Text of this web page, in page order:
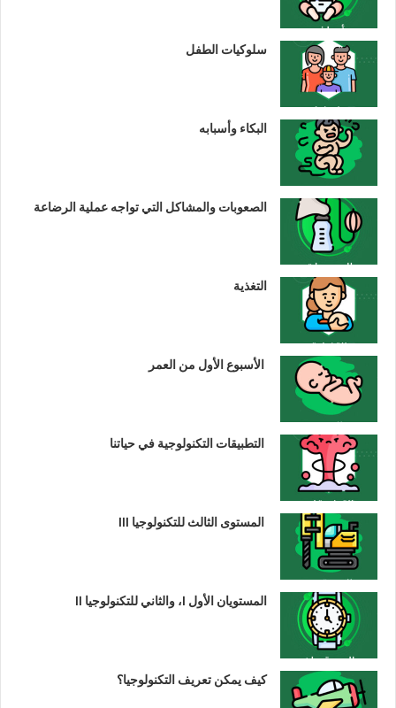
سلوكيات الطفل
البكاء وأسبابه
الصعوبات والمشاكل التي تواجه عملية الرضاعة
التغذية
الأسبوع الأول من العمر
التطبيقات التكنولوجية في حياتنا
المستوى الثالث للتكنولوجيا III
المستويان الأول I، والثاني للتكنولوجيا II
كيف يمكن تعريف التكنولوجيا؟